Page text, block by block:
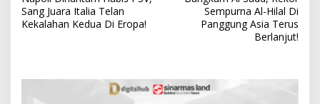
a
v
Sang Juara Italia Telan
Kekalahan Kedua Di Eropa!
Sempurna Al-Hilal Di
Panggung Asia Terus
Berlanjut!